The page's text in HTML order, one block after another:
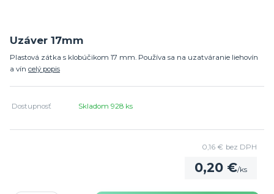
Uzáver 17mm
Plastová zátka s klobúčikom 17 mm. Používa sa na uzatváranie liehovín
a vín celý popis
Dostupnosť Skladom 928 ks
0,20 €/ks
0,16 € bez DPH